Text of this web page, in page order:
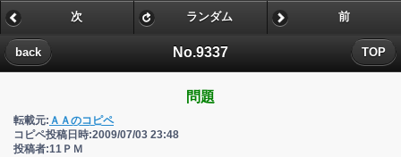
No.9337
back TOP
次 ランダム 前
問題
転載元: ＡＡのコピペ
コピペ投稿日時:2009/07/03 23:48
投稿者:11ＰＭ